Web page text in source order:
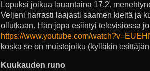
Lopuksi joikua lauantaina 17.2.
Veljeni harrasti laajasti saamen kieltä ja
ollutkaan. Hän jopa esiintyi televisiossa
https://www.youtube.com/
koska se on muistojoiku (kylläkin
Kuukauden runo